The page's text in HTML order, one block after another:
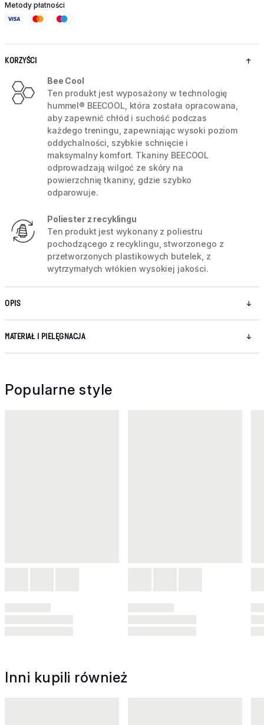
Metody płatności
KORZYŚCI
Bee Cool
Ten produkt jest wyposażony w technologię
hummel® BEECOOL, która została opracowana,
aby zapewnić chłód i suchość podczas
każdego treningu, zapewniając wysoki poziom
oddychalności, szybkie schnięcie i
maksymalny komfort. Tkaniny BEECOOL
odprowadzają wilgoć ze skóry na
powierzchnię tkaniny, gdzie szybko
odparowuje.
Poliester z recyklingu
Ten produkt jest wykonany z poliestru
pochodzącego z recyklingu, stworzonego z
przetworzonych plastikowych butelek, z
wytrzymałych włókien wysokiej jakości.
OPIS
MATERIAŁ I PIELĘGNACJA
Popularne style
Inni kupili również